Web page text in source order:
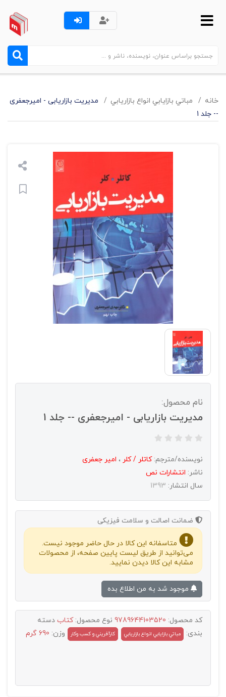
خانه مباتي بازايابي انواع بازاريابي
مدیریت بازاریابی - امیرجعفری
-- جلد 1
نام محصول:
مدیریت بازاریابی - امیرجعفری -- جلد 1
نویسنده/مترجم:کاتلر / کلر ، امیر جعفری
ناشر: انتشارات نص
سال انتشار: 1393
ضمانت اصالت و سلامت فیزیکی
متاسفانه این کالا در حال حاضر موجود نیست.
می‌توانید از طریق لیست پایین صفحه، از محصولات
مشابه این کالا دیدن نمایید.
کد محصول: 9789644103520 نوع محصول:کتاب دسته
بندی:
مباتي بازايابي انواع بازاريابي کارآفريني و کسب وکار وزن: 690 گرم